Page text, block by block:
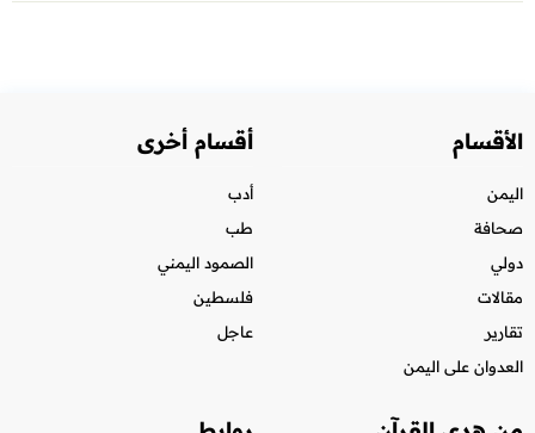
الأقسام
اليمن
صحافة
دولي
مقالات
تقارير
العدوان على اليمن
أقسام أخرى
أدب
طب
الصمود اليمني
فلسطين
عاجل